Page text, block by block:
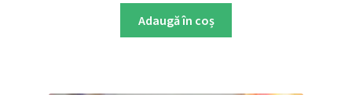
Adaugă în coș